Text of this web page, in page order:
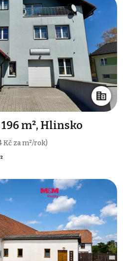
m², Hlinsko
Kč za m²/rok)